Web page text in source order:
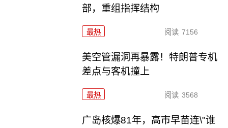
部，重组指挥结构
最热 阅读 7156
美空管漏洞再暴露！特朗普专机
差点与客机撞上
最热 阅读 3568
广岛核爆81年，高市早苗连\"谁